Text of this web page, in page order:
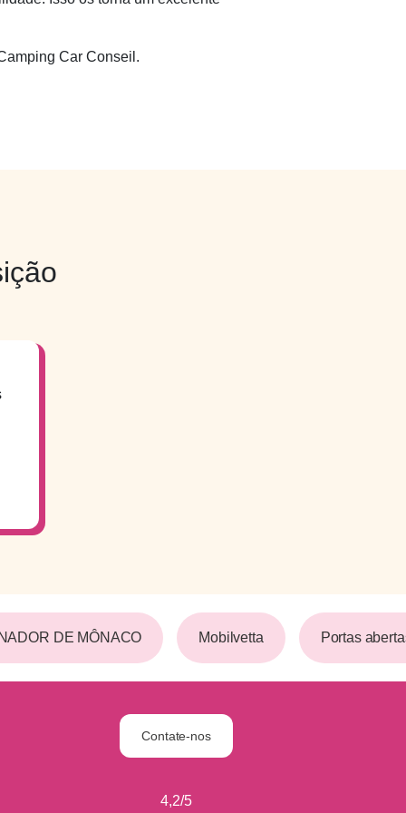
Car Conseil.
DE MÔNACO Mobilvetta Portas abertas
Contate-nos
4,2/5